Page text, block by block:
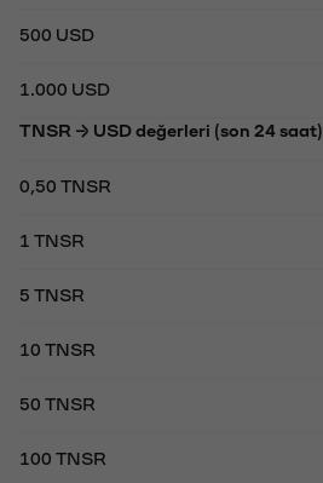
500 USD
1.000 USD
TNSR → USD değerleri (son 24 saat)
0,50 TNSR
1 TNSR
5 TNSR
10 TNSR
50 TNSR
100 TNSR